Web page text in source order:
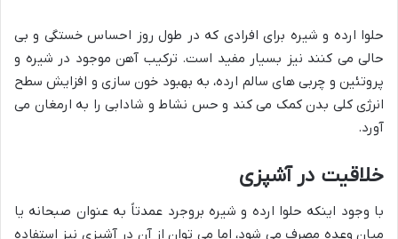
حلوا ارده و شیره برای افرادی که در طول روز احساس خستگی و بی
حالی می کنند نیز بسیار مفید است. ترکیب آهن موجود در شیره و
پروتئین و چربی های سالم ارده، به بهبود خون سازی و افزایش سطح
انرژی کلی بدن کمک می کند و حس نشاط و شادابی را به ارمغان می
آورد.
خلاقیت در آشپزی
با وجود اینکه حلوا ارده و شیره بروجرد عمدتاً به عنوان صبحانه یا
میان وعده مصرف می شود، اما می توان از آن در آشپزی نیز استفاده